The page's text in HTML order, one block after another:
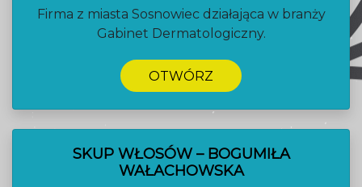
Firma z miasta Sosnowiec działająca w branży
Gabinet Dermatologiczny.
OTWÓRZ
SKUP WŁOSÓW – BOGUMIŁA
WAŁACHOWSKA